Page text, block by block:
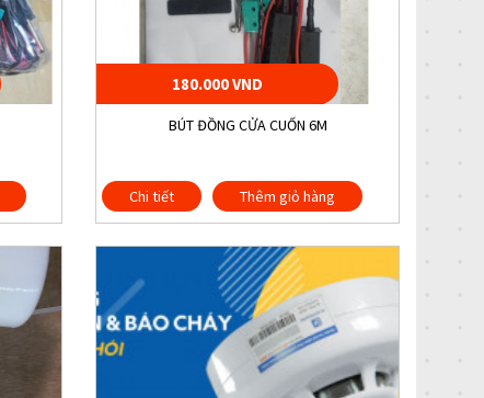
180.000 VND
BÚT ĐỒNG CỬA CUỐN 6M
Chi tiết Thêm giỏ hàng